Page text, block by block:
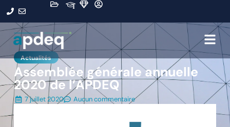
Actualités
Assemblée générale annuelle
2020 de l’APDEQ
7 juillet 2020 Aucun commentaire